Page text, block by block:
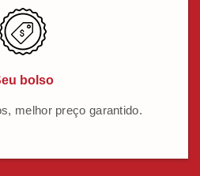
bolso
melhor preço garantido.